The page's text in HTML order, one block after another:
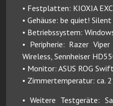
• Festplatten: KIOXIA
• Gehäuse: be quiet!
• Betriebssystem:
• Peripherie: Razer
Wireless, Sennheiser
• Monitor: ASUS ROG
• Zimmertemperatur: ca.
• Weitere Testgeräte: